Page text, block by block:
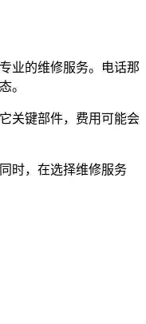
业的维修服务。电话那
。
关键部件，费用可能会
时，在选择维修服务